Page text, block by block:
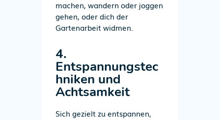
machen, wandern oder joggen
gehen, oder dich der
Gartenarbeit widmen.
4.
Entspannungstec
hniken und
Achtsamkeit
Sich gezielt zu entspannen,